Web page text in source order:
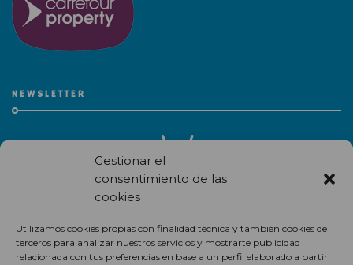
Gestionar el
consentimiento de las
cookies
Utilizamos cookies propias con finalidad técnica y también cookies de
terceros para analizar nuestros servicios y mostrarte publicidad
relacionada con tus preferencias en base a un perfil elaborado a partir
NEWSLETTER
centro comercial.
Suscríbete